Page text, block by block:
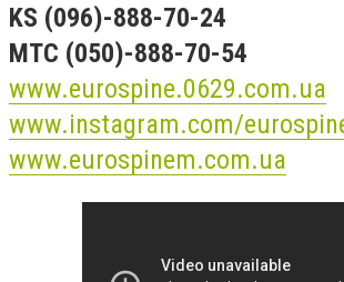
KS (096)-888-70-24
MTC (050)-888-70-54
www.eurospine.0629.com.ua
www.instagram.com/
www.eurospinem.com.ua